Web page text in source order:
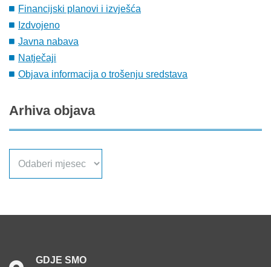
Financijski planovi i izvješća
Izdvojeno
Javna nabava
Natječaji
Objava informacija o trošenju sredstava
Arhiva objava
GDJE SMO